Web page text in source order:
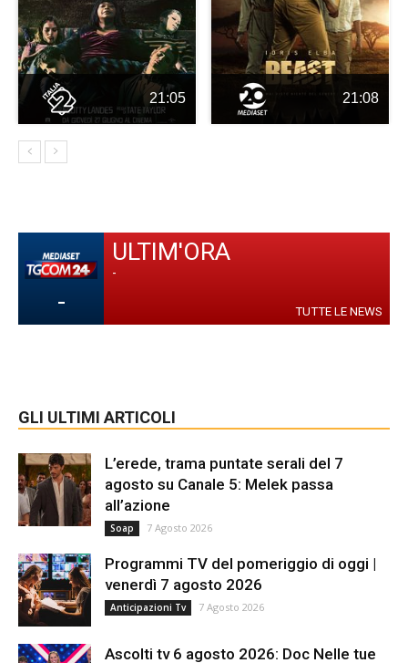
21:05 21:08
-
ULTIM'ORA
-
TUTTE LE NEWS
GLI ULTIMI ARTICOLI
L’erede, trama puntate serali del 7
agosto su Canale 5: Melek passa
all’azione
Soap 7 Agosto 2026
Programmi TV del pomeriggio di oggi |
venerdì 7 agosto 2026
Anticipazioni Tv 7 Agosto 2026
Ascolti tv 6 agosto 2026: Doc Nelle tue